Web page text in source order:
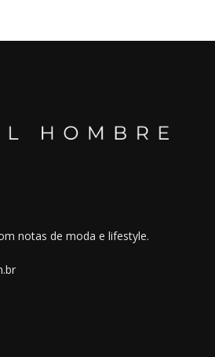
notas de moda e lifestyle.